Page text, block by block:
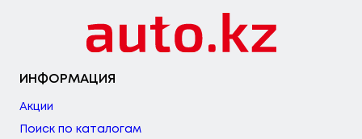
ИНФОРМАЦИЯ
Акции
Поиск по каталогам